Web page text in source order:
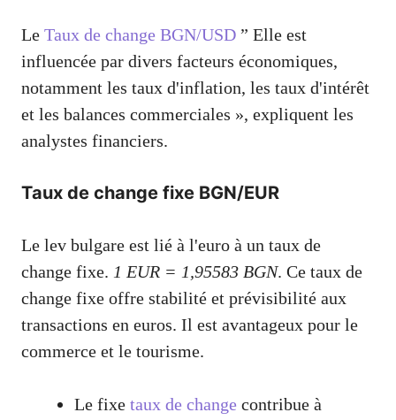
Le Taux de change BGN/USD ” Elle est
influencée par divers facteurs économiques,
notamment les taux d'inflation, les taux d'intérêt
et les balances commerciales », expliquent les
analystes financiers.
Taux de change fixe BGN/EUR
Le lev bulgare est lié à l'euro à un taux de
change fixe. 1 EUR = 1,95583 BGN. Ce taux de
change fixe offre stabilité et prévisibilité aux
transactions en euros. Il est avantageux pour le
commerce et le tourisme.
Le fixe taux de change contribue à